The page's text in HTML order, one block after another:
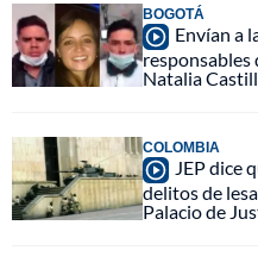
BOGOTÁ
Envían a
responsables
Natalia
COLOMBIA
JEP dice
delitos de
Palacio de